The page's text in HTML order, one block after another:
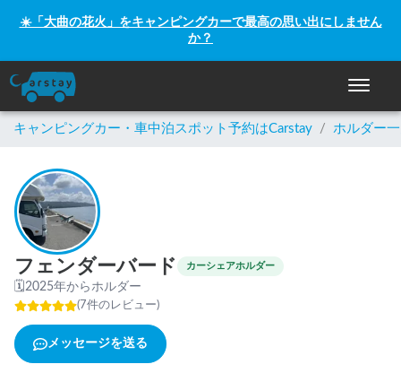
☀️「大曲の花火」をキャンピングカーで最高の思い出にしません
か？
ナビゲ
キャンピングカー・車中泊スポット予約はCarstay / ホルダー
フェンダーバード カーシェアホルダー
🗓2025年からホルダー
(7件のレビュー)
メッセージを送る